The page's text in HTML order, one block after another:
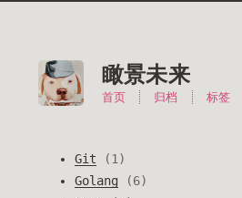
瞰景未来
首页 归档 标签
Git
1
Golang
6